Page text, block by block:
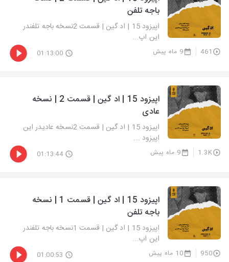
باجه تلفن
اپیزود 15 | اد گین | قسمت 2نسخه باجه تلفندر
این اپ...
461 9 ماه پیش 01:13:00
اپیزود 15 | اد گین | قسمت 2 | نسخه
عادی
اپیزود 15 | اد گین | قسمت 2نسخه عادیدر این
اپیزود ...
1.3K 9 ماه پیش 01:13:44
اپیزود 15 | اد گین | قسمت 1 | نسخه
باجه تلفن
اپیزود 15 | اد گین | قسمت 1نسخه باجه تلفندر
این اپ...
950 10 ماه پیش 01:00:53